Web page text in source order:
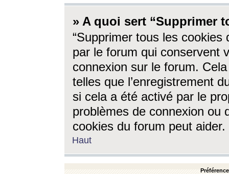
» A quoi sert “Supprimer
“Supprimer tous les cookies
par le forum qui conservent
connexion sur le forum.
telles que l’enregistrement
si cela a été activé par le
problèmes de connexion ou
cookies du forum peut aider.
Haut